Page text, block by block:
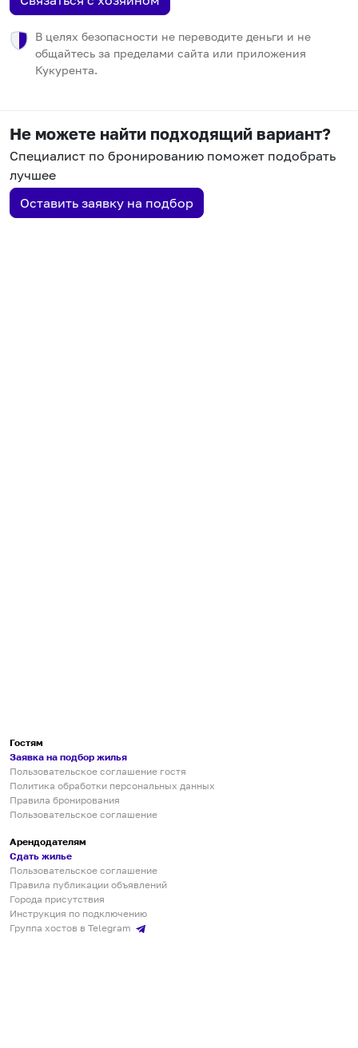
В целях безопасности не переводите деньги и не
общайтесь за пределами сайта или приложения
Кукурента.
Не можете найти подходящий вариант?
Специалист по бронированию поможет подобрать
лучшее
Оставить заявку на подбор
Гостям
Заявка на подбор жилья
Пользовательское соглашение гостя
Политика обработки персональных данных
Правила бронирования
Пользовательское соглашение
Арендодателям
Сдать жилье
Пользовательское соглашение
Правила публикации объявлений
Города присутствия
Инструкция по подключению
Группа хостов в Telegram